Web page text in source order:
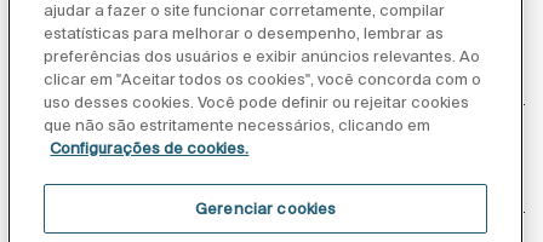
Sobre nós
Inspiração
ajudar a fazer o site funcionar corretamente, compilar
estatísticas para melhorar o desempenho, lembrar as
preferências dos usuários e exibir anúncios relevantes. Ao
clicar em "Aceitar todos os cookies", você concorda com o
uso desses cookies. Você pode definir ou rejeitar cookies
que não são estritamente necessários, clicando em
Configurações de cookies.
Gerenciar cookies